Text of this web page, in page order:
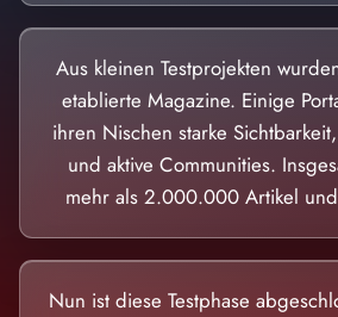
Aus kleinen Testprojekten
etablierte Magazine. Einige
ihren Nischen starke
und aktive Communities.
mehr als 2.000.000 Artikel
Nun ist diese Testphase